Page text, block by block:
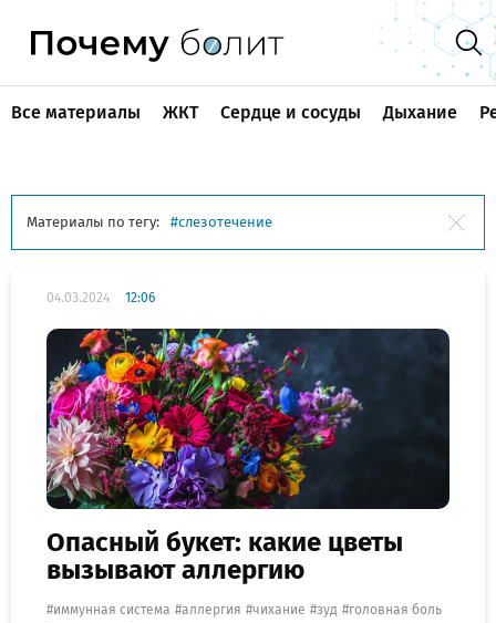
Все материалы ЖКТ Сердце и сосуды Дыхание
Материалы по тегу: слезотечение
04.03.2024 12:06
Опасный букет: какие цветы
вызывают аллергию
иммунная система аллергия чихание зуд
головная боль